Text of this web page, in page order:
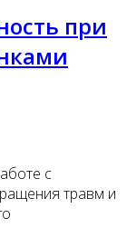
при
с
травм и